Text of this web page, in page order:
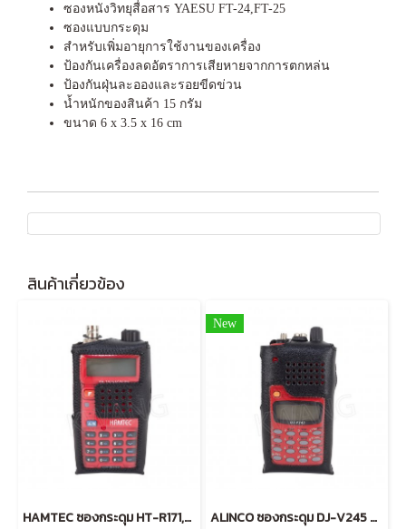
ซองหนังวิทยุสื่อสาร YAESU FT-24,FT-25
ซองแบบกระดุม
สำหรับเพิ่มอายุการใช้งานของเครื่อง
ป้องกันเครื่องลดอัตราการเสียหายจากการตกหล่น
ป้องกันฝุ่นละอองและรอยขีดข่วน
น้ำหนักของสินค้า 15 กรัม
ขนาด 6 x 3.5 x 16 cm
สินค้าเกี่ยวข้อง
HAMTEC ซองกระดุม HT-R171,A171
New
ALINCO ซองกระดุม DJ-V245 แบบหนา